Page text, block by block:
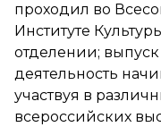
проходил во
Институте
отделении; выпуск
деятельность
участвуя в
всероссийских